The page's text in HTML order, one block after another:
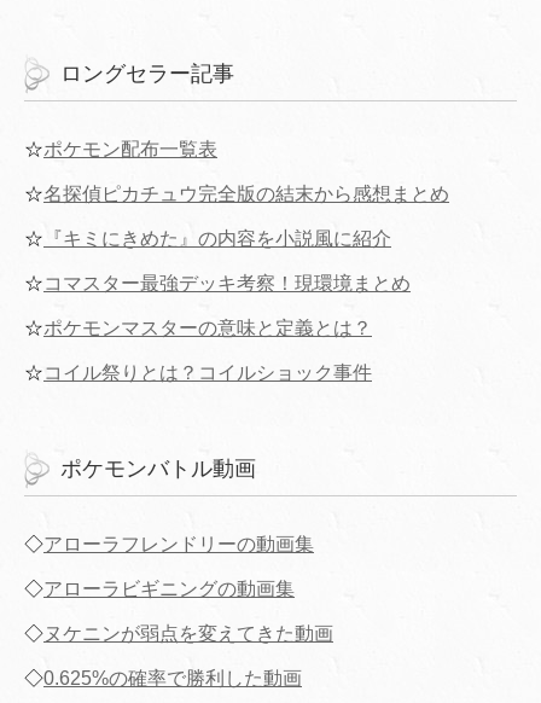
ロングセラー記事
☆ポケモン配布一覧表
☆名探偵ピカチュウ完全版の結末から感想まとめ
☆ 『キミにきめた』の内容を小説風に紹介
☆コマスター最強デッキ考察！現環境まとめ
☆ポケモンマスターの意味と定義とは？
☆コイル祭りとは？コイルショック事件
ポケモンバトル動画
◇アローラフレンドリーの動画集
◇アローラビギニングの動画集
◇ヌケニンが弱点を変えてきた動画
◇0.625%の確率で勝利した動画